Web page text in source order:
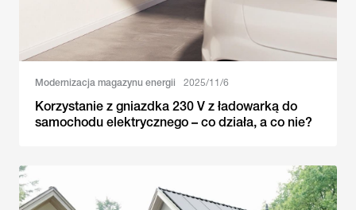
Modernizacja magazynu energii 2025/11/6
Korzystanie z gniazdka 230 V z ładowarką do
samochodu elektrycznego – co działa, a co nie?